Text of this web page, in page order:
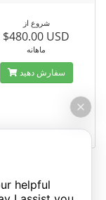
شروع از
$480.00 USD
ماهانه
سفارش دهید
helpful